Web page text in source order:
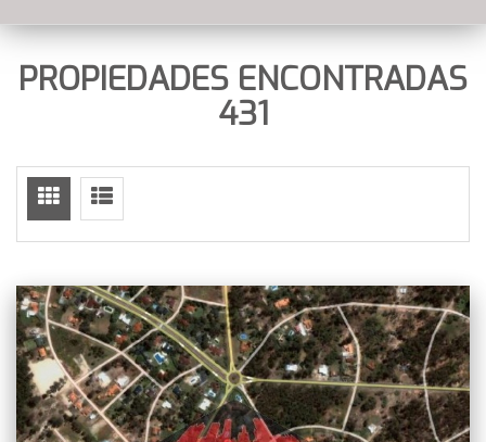
PROPIEDADES ENCONTRADAS
431